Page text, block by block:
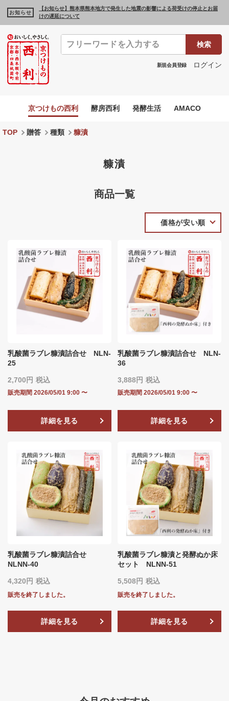
お知らせ
【お知らせ】熊本県熊本地方で発生した地震の影響による荷受けの停止とお届
けの遅延について
検索
新規会員登録 ログイン
京つけもの西利 酵房西利 発酵生活 AMACO
TOP 贈答 種類 糠漬
糠漬
商品一覧
価格が安い順
乳酸菌ラブレ糠漬詰合せ NLN‐
25
2,700 税込
販売期間 2026/05/01 9:00 〜
詳細を見る
乳酸菌ラブレ糠漬詰合せ NLN‐
36
3,888 税込
販売期間 2026/05/01 9:00 〜
詳細を見る
乳酸菌ラブレ糠漬詰合せ
NLNN‐40
4,320 税込
販売を終了しました。
詳細を見る
乳酸菌ラブレ糠漬と発酵ぬか床
セット NLNN‐51
5,508 税込
販売を終了しました。
詳細を見る